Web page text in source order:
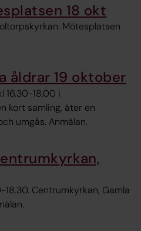
18 okt
Mötesplatsen
åldrar 19 oktober
16.30-18.00 i
kort samling, äter en
umgås. Anmälan.
18.30. Centrumkyrkan, Gamla